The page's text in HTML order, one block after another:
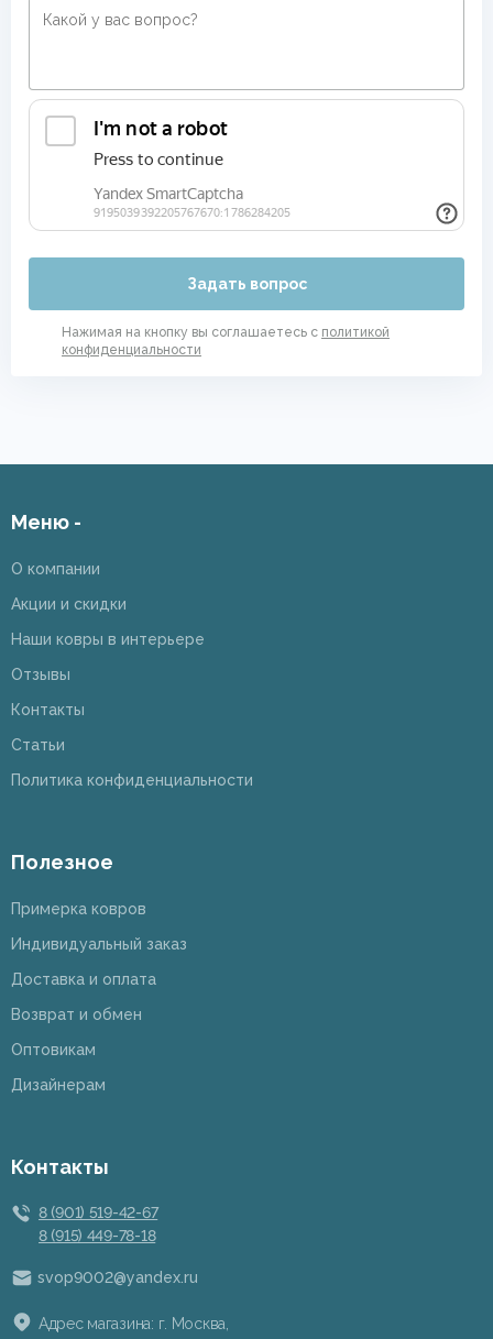
Задать вопрос
Нажимая на кнопку вы соглашаетесь с политикой
конфиденциальности
Меню -
О компании
Акции и скидки
Наши ковры в интерьере
Отзывы
Контакты
Статьи
Политика конфиденциальности
Полезное
Примерка ковров
Индивидуальный заказ
Доставка и оплата
Возврат и обмен
Оптовикам
Дизайнерам
Контакты
8 (901) 519-42-67
8 (915) 449-78-18
svop9002@yandex.ru
Адрес магазина: г. Москва,